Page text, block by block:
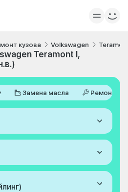
кузова Volkswagen
Teramont I,
Замена масла Ремонт